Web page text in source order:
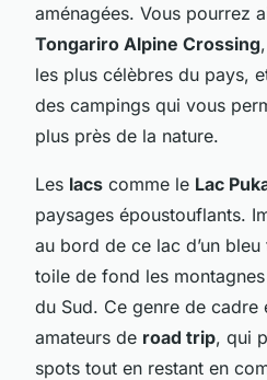
aménagées. Vous pourrez
Tongariro Alpine Crossing
les plus célèbres du pays,
des campings qui vous
plus près de la nature.
Les lacs comme le Lac
paysages époustouflants.
au bord de ce lac d’un
toile de fond les
du Sud. Ce genre de
amateurs de road trip, qui
spots tout en restant en